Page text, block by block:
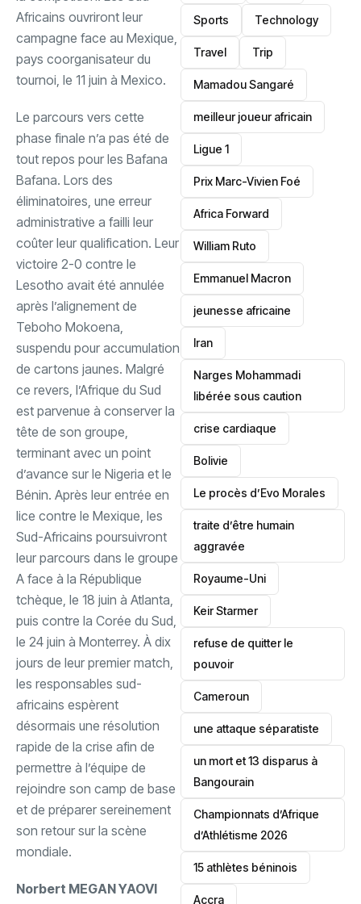
Africains ouvriront leur
campagne face au Mexique,
pays coorganisateur du
tournoi, le 11 juin à Mexico.
Le parcours vers cette
phase finale n’a pas été de
tout repos pour les Bafana
Bafana. Lors des
éliminatoires, une erreur
administrative a failli leur
coûter leur qualification. Leur
victoire 2-0 contre le
Lesotho avait été annulée
après l’alignement de
Teboho Mokoena,
suspendu pour accumulation
de cartons jaunes. ‎Malgré
ce revers, l’Afrique du Sud
est parvenue à conserver la
tête de son groupe,
terminant avec un point
d’avance sur le Nigeria et le
Bénin. ‎Après leur entrée en
lice contre le Mexique, les
Sud-Africains poursuivront
leur parcours dans le groupe
A face à la République
tchèque, le 18 juin à Atlanta,
puis contre la Corée du Sud,
le 24 juin à Monterrey. À dix
jours de leur premier match,
les responsables sud-
africains espèrent
désormais une résolution
rapide de la crise afin de
permettre à l’équipe de
rejoindre son camp de base
et de préparer sereinement
son retour sur la scène
mondiale.
Norbert MEGAN YAOVI
Sports Technology
Travel Trip
Mamadou Sangaré
meilleur joueur africain
Ligue 1
Prix Marc-Vivien Foé
‎Africa Forward
William Ruto
Emmanuel Macron
jeunesse africaine
‎Iran
Narges Mohammadi
libérée sous caution
crise cardiaque
‎Bolivie
Le procès d’Evo Morales
traite d’être humain
aggravée
‎Royaume-Uni
Keir Starmer
refuse de quitter le
pouvoir
‎Cameroun
une attaque séparatiste
un mort et 13 disparus à
Bangourain
‎Championnats d’Afrique
d’Athlétisme 2026
15 athlètes béninois
Accra